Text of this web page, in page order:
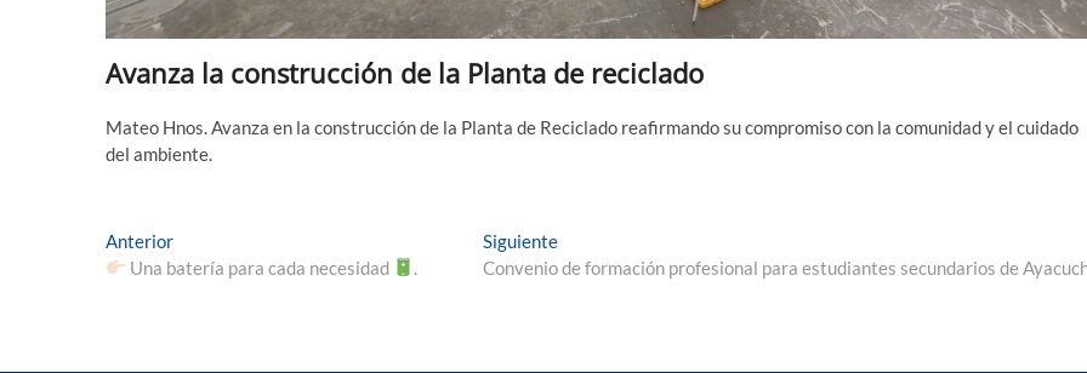
Avanza la construcción de la Planta de reciclado
Mateo Hnos. Avanza en la construcción de la Planta de Reciclado reafirmando su compromiso con la comunidad y el cuidado
del ambiente.
Navegación
de
AnteriorEntrada
anterior:
Una batería para cada necesidad
SiguienteEntrada
siguiente:
Convenio de formación profesional para estudiantes secundarios de